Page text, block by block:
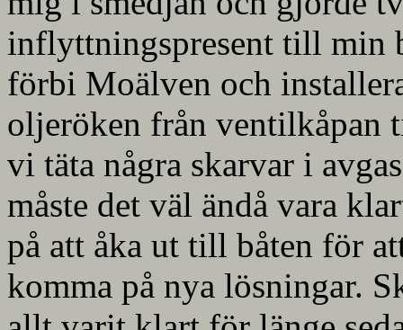
inflyttningspresent till min
förbi Moälven och
oljeröken från ventilkåpan
vi täta några skarvar i
måste det väl ändå vara
på att åka ut till båten för
komma på nya lösningar.